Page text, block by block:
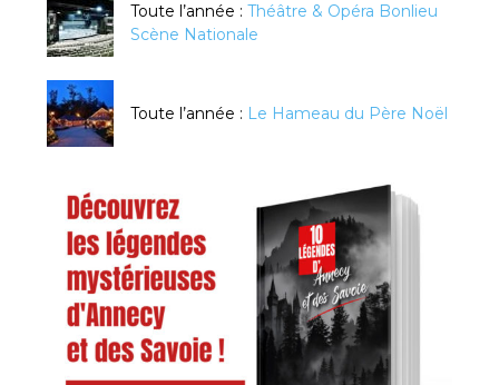
Toute l’année : Théâtre & Opéra Bonlieu
Scène Nationale
Toute l’année : Le Hameau du Père Noël